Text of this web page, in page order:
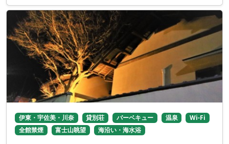
伊東・宇佐美・川奈 貸別荘 バーベキュー 温泉
Wi-Fi
全館禁煙
富士山眺望 海沿い・海水浴